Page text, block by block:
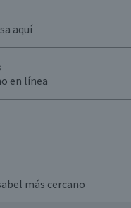
aquí
en línea
más cercano